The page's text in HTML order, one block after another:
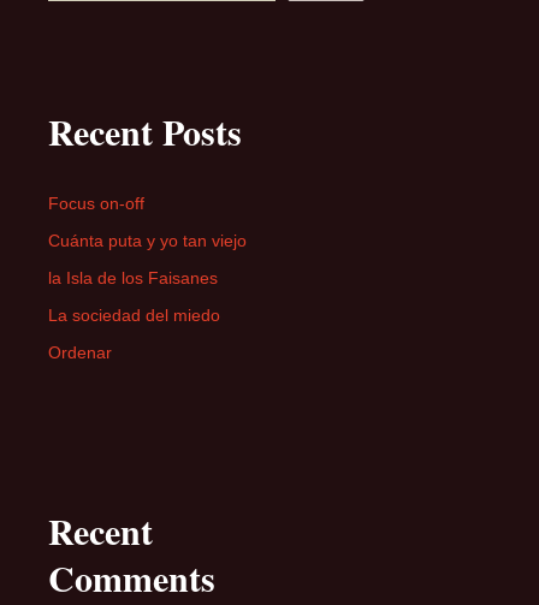
Recent Posts
Focus on-off
Cuánta puta y yo tan viejo
la Isla de los Faisanes
La sociedad del miedo
Ordenar
Recent
Comments